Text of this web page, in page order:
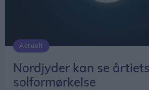
Aktuelt
Nordjyder kan se
solformørkelse